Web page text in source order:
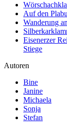
Auf den
Wanderung
Eisenerzer
Stiege
Autoren
Bine
Janine
Michaela
Sonja
Stefan